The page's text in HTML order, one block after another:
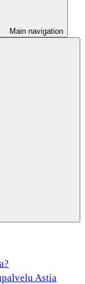
Main navigation
Astia